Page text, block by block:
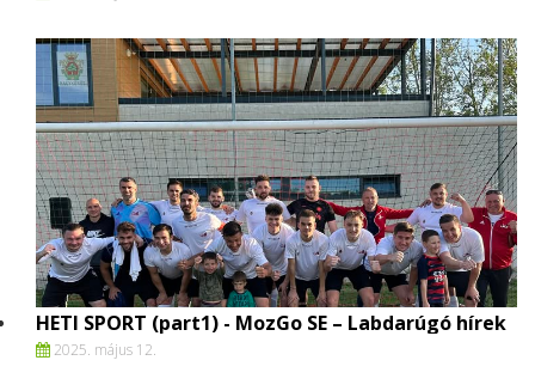
HETI SPORT (part1) - MozGo SE – Labdarúgó hírek
2025. május 12.